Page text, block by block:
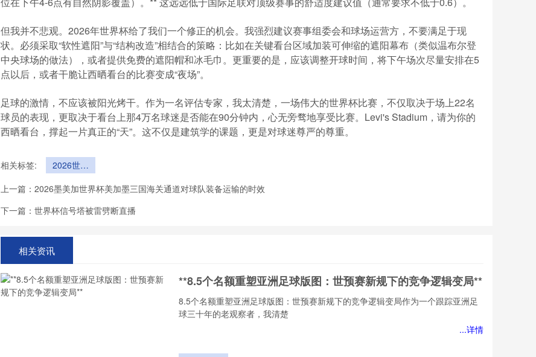
但我并不悲观。2026年世界杯给了我们一个修正的机会。我强烈建议赛事组委会和球场运营方，不要满足于现
状。必须采取“软性遮阳”与“结构改造”相结合的策略：比如在关键看台区域加装可伸缩的遮阳幕布（类似温布尔登
中央球场的做法），或者提供免费的遮阳帽和冰毛巾。更重要的是，应该调整开球时间，将下午场次尽量安排在5
点以后，或者干脆让西晒看台的比赛变成“夜场”。
足球的激情，不应该被阳光烤干。作为一名评估专家，我太清楚，一场伟大的世界杯比赛，不仅取决于场上22名
球员的表现，更取决于看台上那4万名球迷是否能在90分钟内，心无旁骛地享受比赛。Levi's Stadium，请为你的
西晒看台，撑起一片真正的“天”。这不仅是建筑学的课题，更是对球迷尊严的尊重。
相关标签:
2026世界
Stadium午
的遮阳系数
上一篇： 2026墨美加世界杯美加墨三国海关通道对球队装备运输的时效
下一篇： 世界杯信号塔被雷劈断直播
相关资讯
**8.5个名额重塑亚洲足球版图：世预赛新规下的竞争逻辑变局**
8.5个名额重塑亚洲足球版图：世预赛新规下的竞争逻辑变局作为一个跟踪亚洲足
球三十年的老观察者，我清楚
...详情